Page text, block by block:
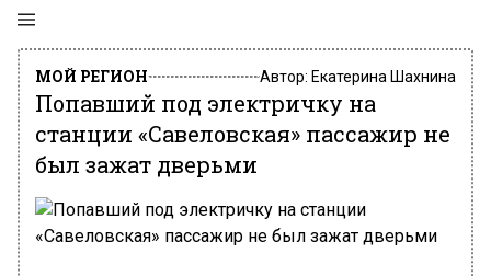
МОЙ РЕГИОН Автор: Екатерина Шахнина
Попавший под электричку на
станции «Савеловская» пассажир не
был зажат дверьми